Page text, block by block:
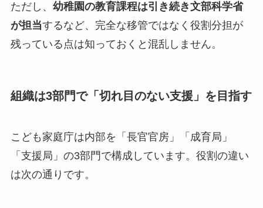
ただし、 幼稚園の教育課程は引き続き文部科学省
が担当するなど、完全な移管ではなく役割分担が
残っている点は知っておくと混乱しません。
組織は3部門で「切れ目のない支援」を目指す
こども家庭庁は内部を「長官官房」「成育局」
「支援局」の3部門で構成しています。役割の違い
は次の通りです。